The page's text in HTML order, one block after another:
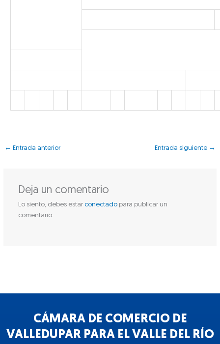
← Entrada anterior Entrada siguiente →
Deja un comentario
Lo siento, debes estar conectadopara publicar un
comentario.
CÁMARA DE COMERCIO DE
VALLEDUPAR PARA EL VALLE DEL RÍO